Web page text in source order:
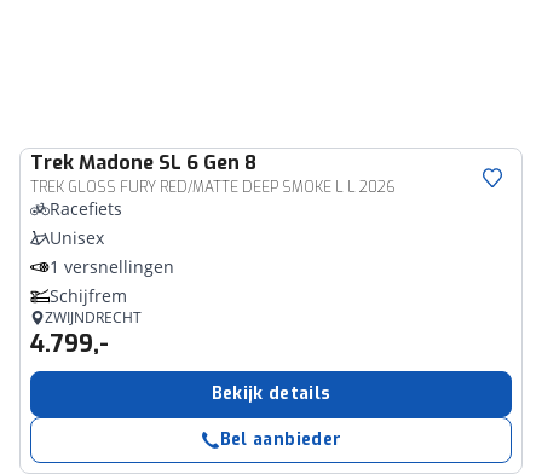
TrekMadone SL 6 Gen 8
TREK GLOSS FURY RED/MATTE DEEP SMOKE L L 2026
Racefiets
Unisex
1 versnellingen
Schijfrem
ZWIJNDRECHT
4.799,-
Bekijk details
Bel aanbieder